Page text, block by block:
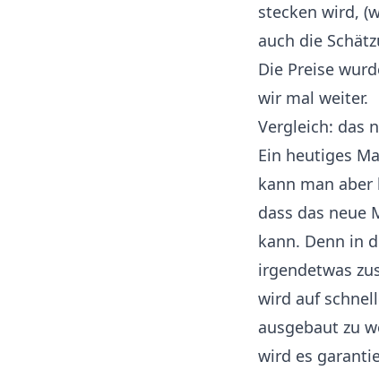
stecken wird,
auch die
Die Preise
wir mal weiter.
Vergleich: das
Ein heutiges
kann man aber
dass das neue
kann. Denn in
irgendetwas
wird auf
ausgebaut zu
wird es